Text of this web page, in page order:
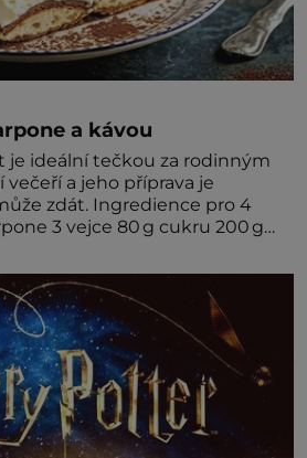
a kávou
je ideální tečkou za rodinným
a jeho příprava je
zdát. Ingredience pro 4
vyšlehejte s cukrem do
do nich vmíchejte
hladký